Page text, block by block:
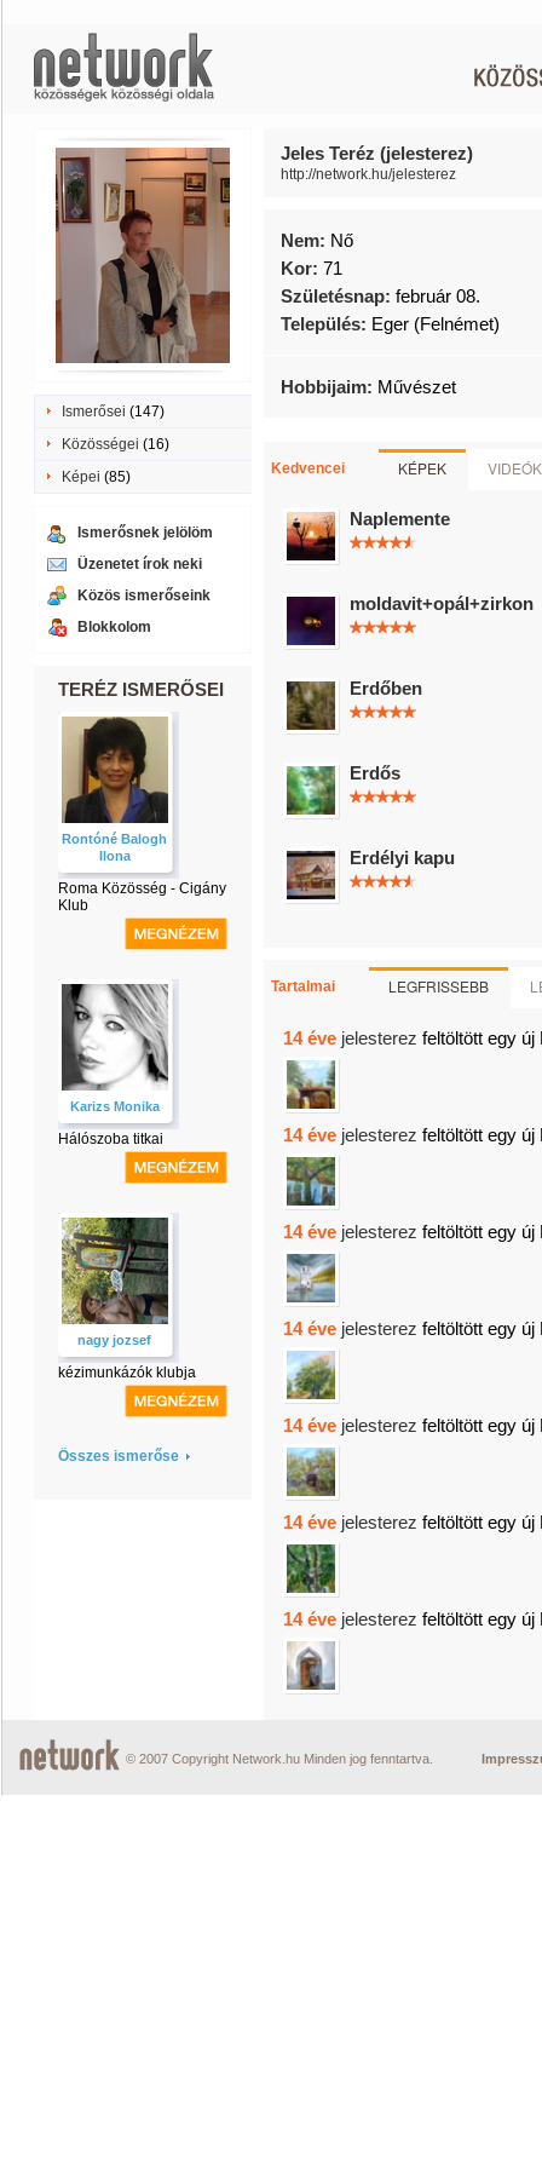
Ismerősei (147)
Közösségei (16)
Képei (85)
Ismerősnek jelölöm
Üzenetet írok neki
Közös ismerőseink
Blokkolom
TERÉZ ISMERŐSEI
Rontóné Balogh
Ilona
Roma Közösség - Cigány
Klub
Karizs Monika
Hálószoba titkai
nagy jozsef
kézimunkázók klubja
Összes ismerőse
Jeles Teréz (jelesterez)
http://network.hu/jelesterez
Nem: Nő
Kor: 71
Születésnap: február 08.
Település: Eger (Felnémet)
Hobbijaim: Művészet
Kedvencei KÉPEK VIDEÓK
Naplemente
moldavit+opál+zirkon
Erdőben
Erdős
Erdélyi kapu
Tartalmai LEGFRISSEBB
14 éve jelesterez feltöltött egy új
14 éve jelesterez feltöltött egy új
14 éve jelesterez feltöltött egy új
14 éve jelesterez feltöltött egy új
14 éve jelesterez feltöltött egy új
14 éve jelesterez feltöltött egy új
14 éve jelesterez feltöltött egy új
© 2007 Copyright Network.hu Minden jog fenntartva.